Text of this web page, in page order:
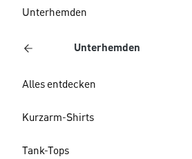
Unterhemden
Unterhemden
Alles entdecken
Kurzarm-Shirts
Tank-Tops